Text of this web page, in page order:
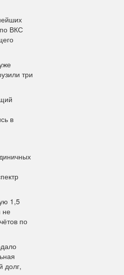
по ВКС
три
в
1,5
не
по
долг,